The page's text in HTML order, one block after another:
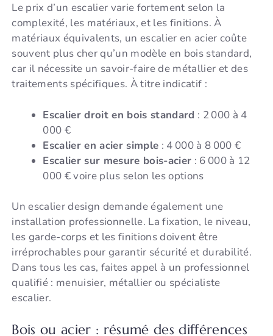
Le prix d’un escalier varie fortement selon la
complexité, les matériaux, et les finitions. À
matériaux équivalents, un escalier en acier coûte
souvent plus cher qu’un modèle en bois standard,
car il nécessite un savoir-faire de métallier et des
traitements spécifiques. À titre indicatif :
Escalier droit en bois standard : 2 000 à 4
000 €
Escalier en acier simple : 4 000 à 8 000 €
Escalier sur mesure bois-acier : 6 000 à 12
000 € voire plus selon les options
Un escalier design demande également une
installation professionnelle. La fixation, le niveau,
les garde-corps et les finitions doivent être
irréprochables pour garantir sécurité et durabilité.
Dans tous les cas, faites appel à un professionnel
qualifié : menuisier, métallier ou spécialiste
escalier.
Bois ou acier : résumé des différences